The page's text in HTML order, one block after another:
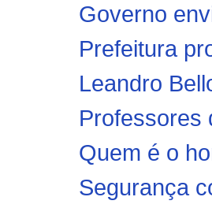
Governo
Prefeitura
Leandro
Professores
Quem é o
Segurança